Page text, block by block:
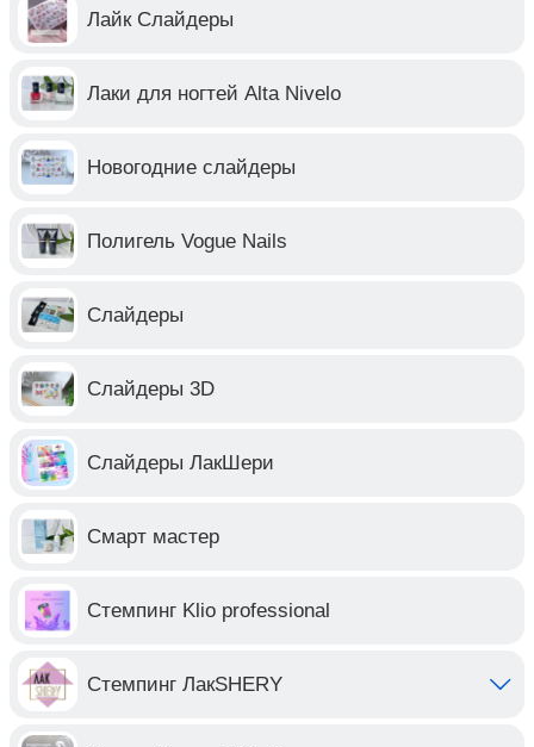
Лайк Слайдеры
Лаки для ногтей Alta Nivelo
Новогодние слайдеры
Полигель Vogue Nails
Слайдеры
Слайдеры 3D
Слайдеры ЛакШери
Смарт мастер
Стемпинг Klio professional
Стемпинг ЛакSHERY